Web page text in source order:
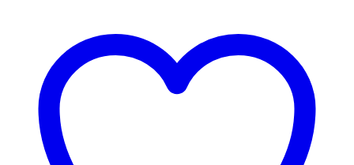
Коппей.
Девочки
котенком»